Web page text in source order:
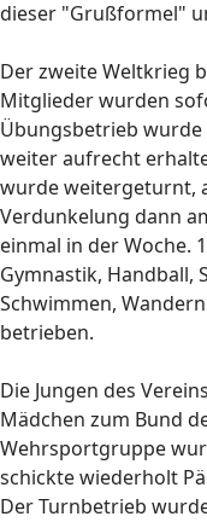
dieser "Grußformel"
Der zweite Weltkrieg
Mitglieder wurden
Übungsbetrieb
weiter aufrecht
wurde weitergeturnt,
Verdunkelung dann
einmal in der Woche.
Gymnastik, Handball,
Schwimmen,
betrieben.
Die Jungen des
Mädchen zum Bund
Wehrsportgruppe
schickte wiederholt
Der Turnbetrieb